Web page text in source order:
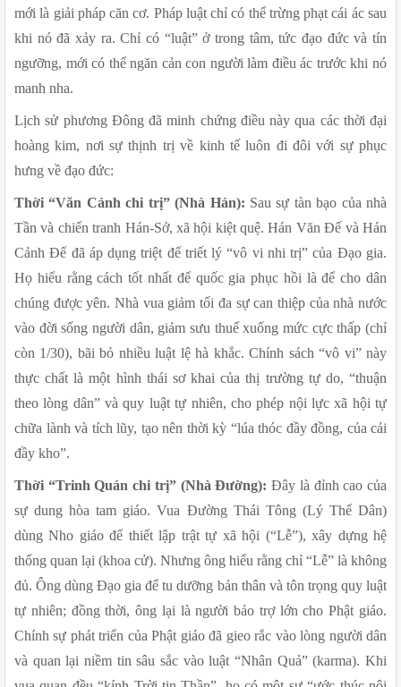
mới là giải pháp căn cơ. Pháp luật chỉ có thể trừng phạt cái ác sau
khi nó đã xảy ra. Chỉ có “luật” ở trong tâm, tức đạo đức và tín
ngưỡng, mới có thể ngăn cản con người làm điều ác trước khi nó
manh nha.
Lịch sử phương Đông đã minh chứng điều này qua các thời đại
hoàng kim, nơi sự thịnh trị về kinh tế luôn đi đôi với sự phục
hưng về đạo đức:
Thời “Văn Cảnh chi trị” (Nhà Hán): Sau sự tàn bạo của nhà
Tần và chiến tranh Hán-Sở, xã hội kiệt quệ. Hán Văn Đế và Hán
Cảnh Đế đã áp dụng triệt để triết lý “vô vi nhi trị” của Đạo gia.
Họ hiểu rằng cách tốt nhất để quốc gia phục hồi là để cho dân
chúng được yên. Nhà vua giảm tối đa sự can thiệp của nhà nước
vào đời sống người dân, giảm sưu thuế xuống mức cực thấp (chỉ
còn 1/30), bãi bỏ nhiều luật lệ hà khắc. Chính sách “vô vi” này
thực chất là một hình thái sơ khai của thị trường tự do, “thuận
theo lòng dân” và quy luật tự nhiên, cho phép nội lực xã hội tự
chữa lành và tích lũy, tạo nên thời kỳ “lúa thóc đầy đồng, của cải
đầy kho”.
Thời “Trinh Quán chi trị” (Nhà Đường): Đây là đỉnh cao của
sự dung hòa tam giáo. Vua Đường Thái Tông (Lý Thế Dân)
dùng Nho giáo để thiết lập trật tự xã hội (“Lễ”), xây dựng hệ
thống quan lại (khoa cử). Nhưng ông hiểu rằng chỉ “Lễ” là không
đủ. Ông dùng Đạo gia để tu dưỡng bản thân và tôn trọng quy luật
tự nhiên; đồng thời, ông lại là người bảo trợ lớn cho Phật giáo.
Chính sự phát triển của Phật giáo đã gieo rắc vào lòng người dân
và quan lại niềm tin sâu sắc vào luật “Nhân Quả” (karma). Khi